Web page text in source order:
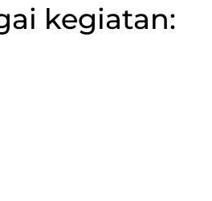
kegiatan: